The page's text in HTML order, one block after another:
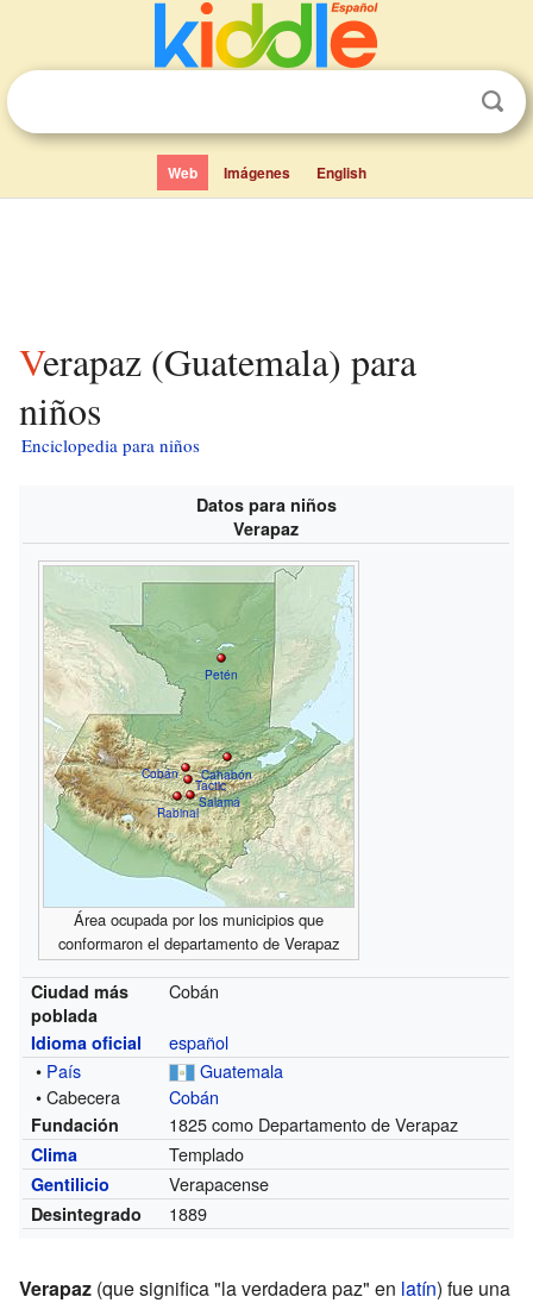
Web Imágenes English
Verapaz (Guatemala) para
niños
Enciclopedia para niños
Datos para niños
Verapaz
Cobán
Salamá
Tactic
Petén
Cahabón
Rabinal
Área ocupada por los municipios que
conformaron el departamento de Verapaz
Ciudad más
poblada
Cobán
Idioma oficial
español
• País
Guatemala
• Cabecera
Cobán
Fundación 1825 como Departamento de Verapaz
Clima Templado
Gentilicio Verapacense
Desintegrado 1889
Verapaz (que significa "la verdadera paz" en latín) fue una